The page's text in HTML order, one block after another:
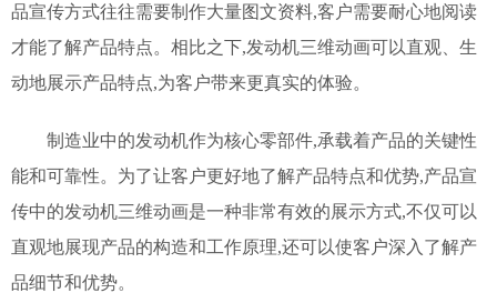
品宣传方式往往需要制作大量图文资料,客户需要耐心地阅读
才能了解产品特点。相比之下,发动机三维动画可以直观、生
动地展示产品特点,为客户带来更真实的体验。
制造业中的发动机作为核心零部件,承载着产品的关键性
能和可靠性。为了让客户更好地了解产品特点和优势,产品宣
传中的发动机三维动画是一种非常有效的展示方式,不仅可以
直观地展现产品的构造和工作原理,还可以使客户深入了解产
品细节和优势。